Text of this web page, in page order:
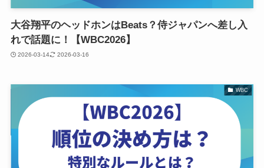
大谷翔平のヘッドホンはBeats？侍ジャパンへ差し入
れで話題に！【WBC2026】
2026-03-14 2026-03-16
WBC